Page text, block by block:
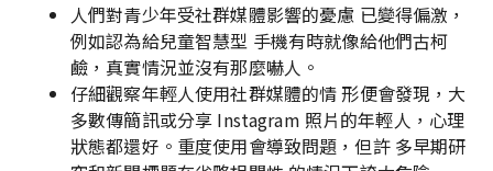
人們對青少年受社群媒體影響的憂慮 已變得偏激，
例如認為給兒童智慧型 手機有時就像給他們古柯
鹼，真實情況並沒有那麼嚇人。
仔細觀察年輕人使用社群媒體的情 形便會發現，大
多數傳簡訊或分享 Instagram 照片的年輕人，心理
狀態都還好。重度使用會導致問題，但許 多早期研